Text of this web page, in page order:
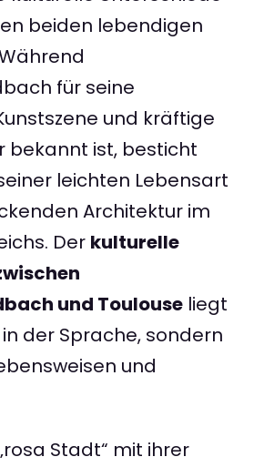
beiden lebendigen
für seine
und kräftige
bekannt ist, besticht
leichten Lebensart
Architektur im
Der kulturelle
und Toulouse liegt
der Sprache, sondern
und
Stadt“ mit ihrer